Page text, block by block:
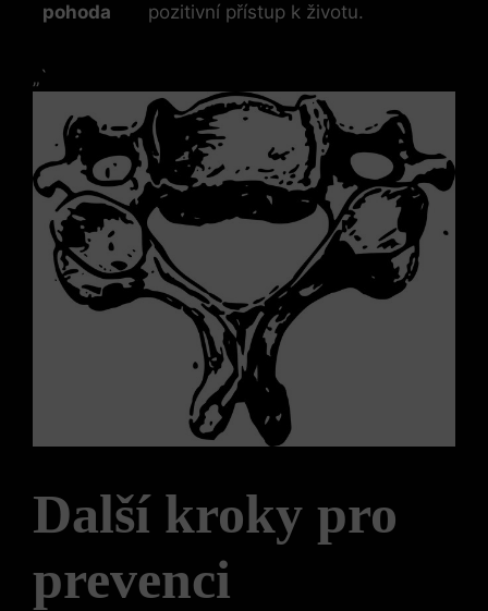
pohoda
pozitivní přístup k životu.
„`
Další ⁣kroky pro
prevenci